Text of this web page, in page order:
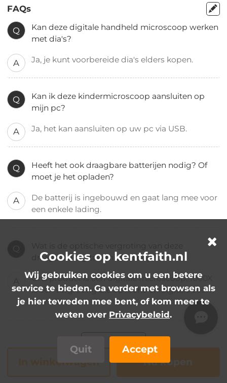
FAQs
Q
Kan deze digitale handheld microscoop werken
met dia's?
A Ja, je kunt voorbereide dia's elders kopen.
Q
Kan ik deze kindermicroscoop aansluiten op
mijn pc?
A Ja, het kan aansluiten op uw pc via USB.
Q
Heeft het ook draagbare batterijen nodig? Of
moet je het opladen?
A
De batterij is ingebouwd en gaat lang mee voor
een enkele lading.
draagbare digitale microscoop?
Ons product is een digitale microscoop, 1000X
is een vergroting die optische en digitale zoom
combineert.
... 1/1
In winkelwagen Nu kopen
Cookies op kentfaith.nl
Wij gebruiken cookies om u een betere
service te bieden. Ga verder met browsen als
je hier tevreden mee bent, of kom meer te
weten over Privacybeleid.
Quit Accept